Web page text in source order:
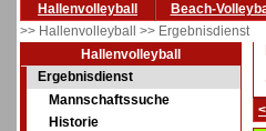
Hallenvolleyball Beach-
>> Hallenvolleyball >> Ergebnisdienst
Hallenvolleyball
Ergebnisdienst
Mannschaftssuche
Historie